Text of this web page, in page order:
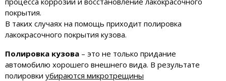
покрытия.
В таких случаях на помощь приходит полировка
лакокрасочного покрытия кузова.
Полировка кузова – это не только придание
автомобилю хорошего внешнего вида. В результате
полировки убираются микротрещины